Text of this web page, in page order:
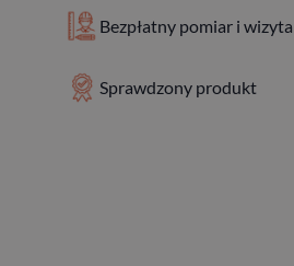
Bezpłatny pomiar i
Sprawdzony produkt